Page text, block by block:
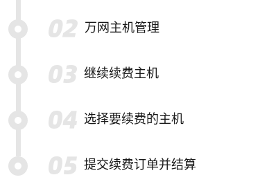
万网主机管理
继续续费主机
选择要续费的主机
提交续费订单并结算